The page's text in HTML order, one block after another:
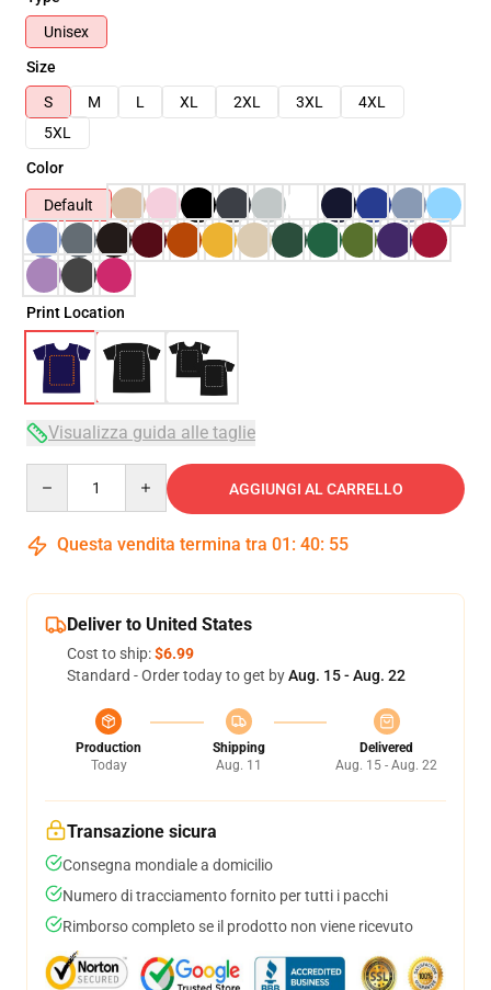
Unisex
Size
S
M L XL 2XL 3XL
4XL
5XL
Color
Default
Print Location
Visualizza guida alle taglie
AGGIUNGI AL CARRELLO
Questa vendita termina tra 01 : 40: 54
Deliver to United States
Cost to ship:$6.99
Standard - Order today to get byAug. 15 - Aug. 22
Production
Today
Shipping
Aug. 11
Delivered
Aug. 15 - Aug. 22
Transazione sicura
Consegna mondiale a domicilio
Numero di tracciamento fornito per tutti i pacchi
Rimborso completo se il prodotto non viene ricevuto